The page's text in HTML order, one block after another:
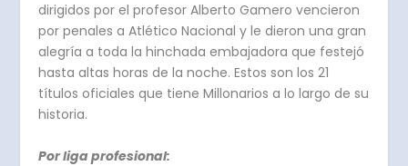
dirigidos por el profesor Alberto Gamero vencieron
por penales a Atlético Nacional y le dieron una gran
alegría a toda la hinchada embajadora que festejó
hasta altas horas de la noche. Estos son los 21
títulos oficiales que tiene Millonarios a lo largo de su
historia.
Por liga profesional: